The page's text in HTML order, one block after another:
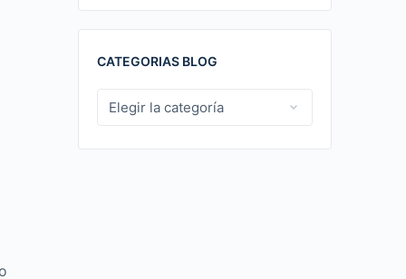
CATEGORIAS BLOG
CATEGORIAS
BLOG